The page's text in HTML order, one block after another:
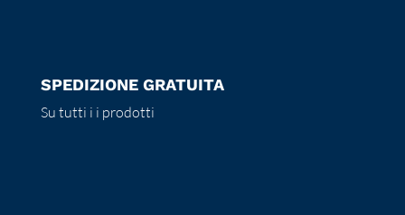
SPEDIZIONE GRATUITA
Su tutti i i prodotti